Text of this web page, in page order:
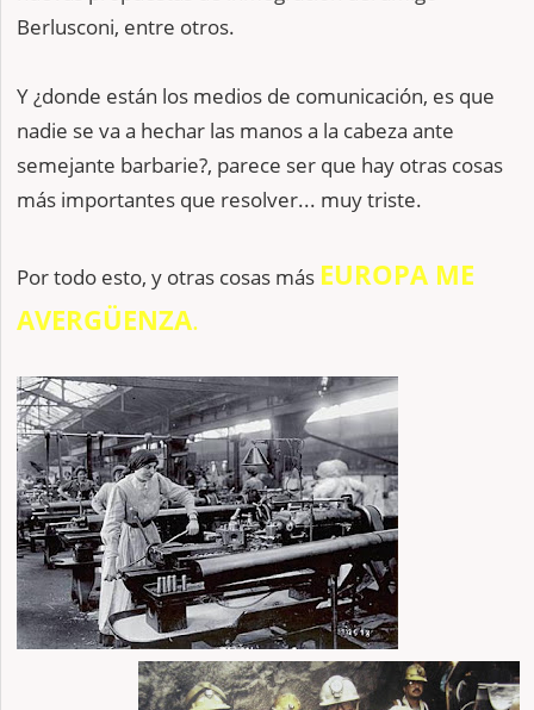
Berlusconi, entre otros.
Y ¿donde están los medios de comunicación, es que
nadie se va a hechar las manos a la cabeza ante
semejante barbarie?, parece ser que hay otras cosas
más importantes que resolver... muy triste.
Por todo esto, y otras cosas más EUROPA ME
AVERGÜENZA.